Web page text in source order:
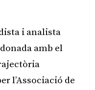
i analista
amb el
l’Associació de